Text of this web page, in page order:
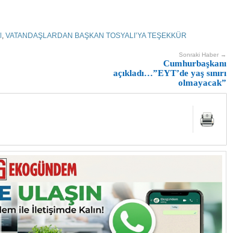
, VATANDAŞLARDAN BAŞKAN TOSYALI’YA TEŞEKKÜR
Sonraki Haber →
Cumhurbaşkanı
açıkladı…”EYT’de yaş sınırı
olmayacak”